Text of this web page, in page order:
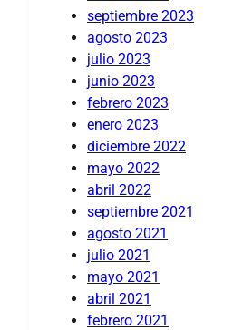
septiembre 2023
agosto 2023
julio 2023
junio 2023
febrero 2023
enero 2023
diciembre 2022
mayo 2022
abril 2022
septiembre 2021
agosto 2021
julio 2021
mayo 2021
abril 2021
febrero 2021